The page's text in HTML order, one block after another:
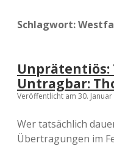
Schlagwort:
Unprätentiös:
Untragbar:
Veröffentlicht am 30.
Wer tatsächlich
Übertragungen im